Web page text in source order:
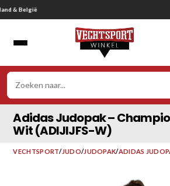
Ga
naar
Adidas Judopak –
Wit (ADIJIJFS-W)
VECHTSPORT/JUDO/JUDOPAK/ADIDAS